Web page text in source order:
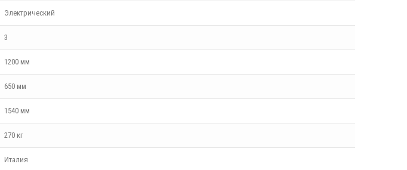
Электрический
3
1200 мм
650 мм
1540 мм
270 кг
Италия